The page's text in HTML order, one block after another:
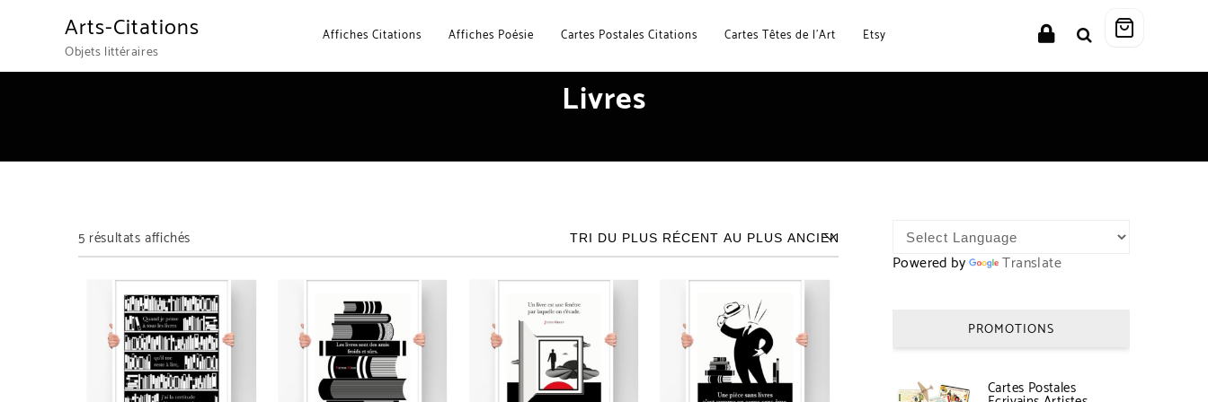
Arts-Citations
Objets littéraires
Affiches Citations Affiches Poésie Cartes Postales Citations Cartes Têtes de l’Art Etsy
Livres
5 résultats affichés
Powered by Translate
PROMOTIONS
Cartes Postales